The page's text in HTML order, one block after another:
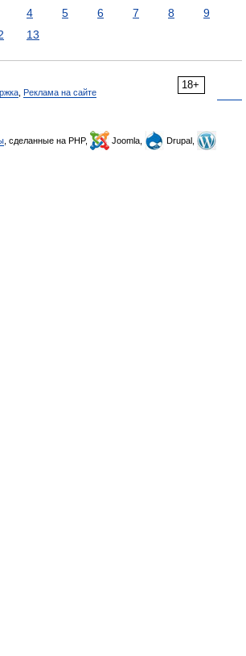
4 5 6 7 8
9
13
18+
Реклама на сайте
, сделанные на PHP, Joomla,
Drupal,